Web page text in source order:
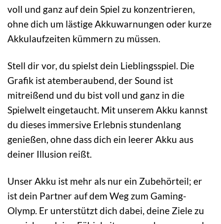
voll und ganz auf dein Spiel zu konzentrieren,
ohne dich um lästige Akkuwarnungen oder kurze
Akkulaufzeiten kümmern zu müssen.
Stell dir vor, du spielst dein Lieblingsspiel. Die
Grafik ist atemberaubend, der Sound ist
mitreißend und du bist voll und ganz in die
Spielwelt eingetaucht. Mit unserem Akku kannst
du dieses immersive Erlebnis stundenlang
genießen, ohne dass dich ein leerer Akku aus
deiner Illusion reißt.
Unser Akku ist mehr als nur ein Zubehörteil; er
ist dein Partner auf dem Weg zum Gaming-
Olymp. Er unterstützt dich dabei, deine Ziele zu